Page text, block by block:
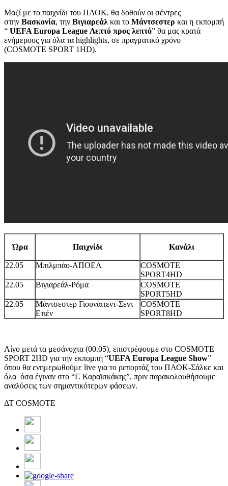
Μαζί με το παιχνίδι του ΠΑΟΚ, θα δοθούν οι σέντρες
στην Βασκονία, την Βιγιαρεάλ και το Μάντσεστερ και η εκπομπή
“ UEFA Europa League Λεπτό προς λεπτό” θα μας κρατά
ενήμερους για όλα τα highlights, σε πραγματικό χρόνο
(COSMOTE SPORT 1HD).
Ώρα Παιχνίδι Κανάλι
22.05 Μπιλμπάο-ΑΠΟΕΛ
COSMOTE
SPORT4HD
22.05
Βιγιαρεάλ-Ρόμα
COSMOTE
SPORT5HD
22.05
Μάντσεστερ Γιουνάιτεντ-Σεντ
Ετιέν
COSMOTE
SPORT8HD
Λίγο μετά τα μεσάνυχτα (00.05), επιστρέφουμε στο COSMOTE
SPORT 2HD για την εκπομπή “UEFA Europa League Show”
όπου θα ενημερωθούμε live για το ρεπορτάζ του ΠΑΟΚ-Σάλκε και
όλα όσα έγιναν στο “Γ. Καραϊσκάκης”, πριν παρακολουθήσουμε
αναλύσεις των σημαντικότερων φάσεων.
ΔΤ COSMOTE